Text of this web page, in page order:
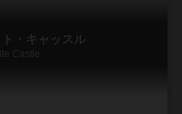
・キャッスル
Castle